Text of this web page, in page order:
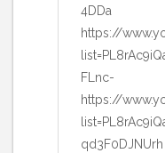
4DDa
https://
FLnc-
https://
qd3F0DJNUrh